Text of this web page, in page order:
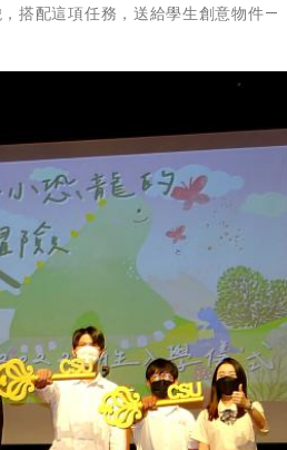
搭配這項任務，送給學生創意物件—